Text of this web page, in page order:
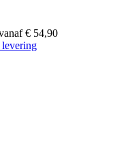
€ 54,90
levering